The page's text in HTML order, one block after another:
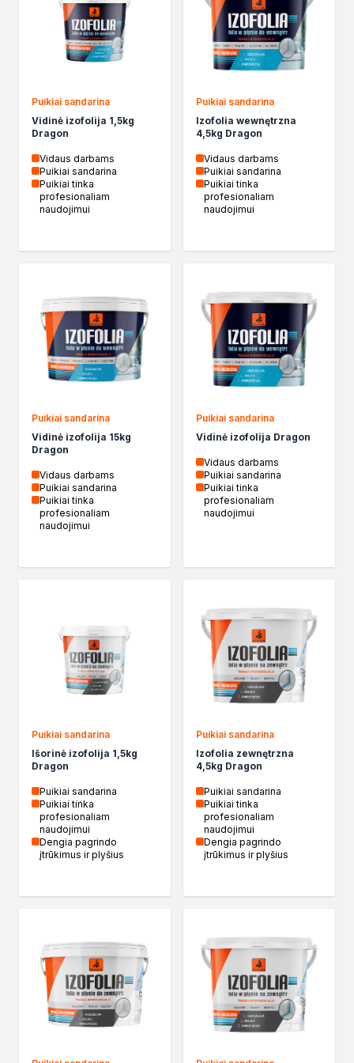
Izolacje i impregnaty budowlane
Folie w płynie
Impregnaty specjalistyczne
Impregnaty do drewna konstrukcyjnego
Grunty
Środki bioochronne
Masy szpachlowe budowlane
Środki czyszczące
Malowanie, ochrona i dekoracja
Bejce
Lakierobejce
Impregnaty dekoracyjne
Lakiery dekoracyjne
Żywica epoksydowa
Farby żaroodporne
Chemia gospodarcza
Odkamieniacze
Środki czyszczące
Chemia motoryzacyjna
Żywice
Zmywacze
Produkty do reperacji nadwozi
Szpachlówki
Artykuły sezonowe
Kleje montażowe
Kleje naprawcze
Kleje specjalistyczne
Kleje do drewna
Silikony
Pozostałe
Czyszczenie i rozcieńczanie
Rozcieńczalniki ogólnego stosowania
Rozcieńczalniki specjalistyczne
Chemia gospodarcza
Ochrona i dekoracja
Bejce
Lakierobejce
Farby w aerozolu
Impregnaty dekoracyjny do drewna
Puikiai sandarina
Vidinė izofolija 1,5kg
Dragon
Vidaus darbams
Puikiai sandarina
Puikiai tinka
profesionaliam
naudojimui
Puikiai sandarina
Izofolia wewnętrzna
4,5kg Dragon
Vidaus darbams
Puikiai sandarina
Puikiai tinka
profesionaliam
naudojimui
Puikiai sandarina
Vidinė izofolija 15kg
Dragon
Vidaus darbams
Puikiai sandarina
Puikiai tinka
profesionaliam
naudojimui
Puikiai sandarina
Vidinė izofolija Dragon
Vidaus darbams
Puikiai sandarina
Puikiai tinka
profesionaliam
naudojimui
Puikiai sandarina
Išorinė izofolija 1,5kg
Dragon
Puikiai sandarina
Puikiai tinka
profesionaliam
naudojimui
Dengia pagrindo
įtrūkimus ir plyšius
Puikiai sandarina
Izofolia zewnętrzna
4,5kg Dragon
Puikiai sandarina
Puikiai tinka
profesionaliam
naudojimui
Dengia pagrindo
įtrūkimus ir plyšius